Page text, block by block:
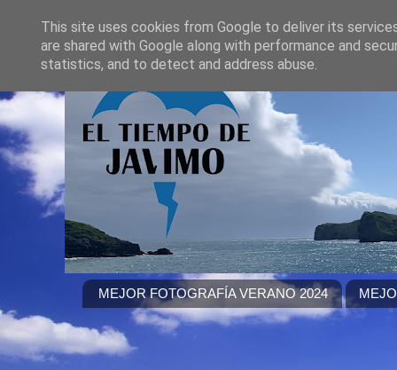
MEJOR FOTOGRAFÍA VERANO 2024
This site uses cookies from Google to deliver its
are shared with Google along with performance and
statistics, and to detect and address abuse.